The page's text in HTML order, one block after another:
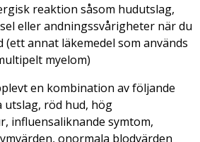
reaktion såsom hudutslag,
eller andningssvårigheter när du
annat läkemedel som används
myelom)
en kombination av följande
utslag, röd hud, hög
influensaliknande symtom,
onormala blodvärden